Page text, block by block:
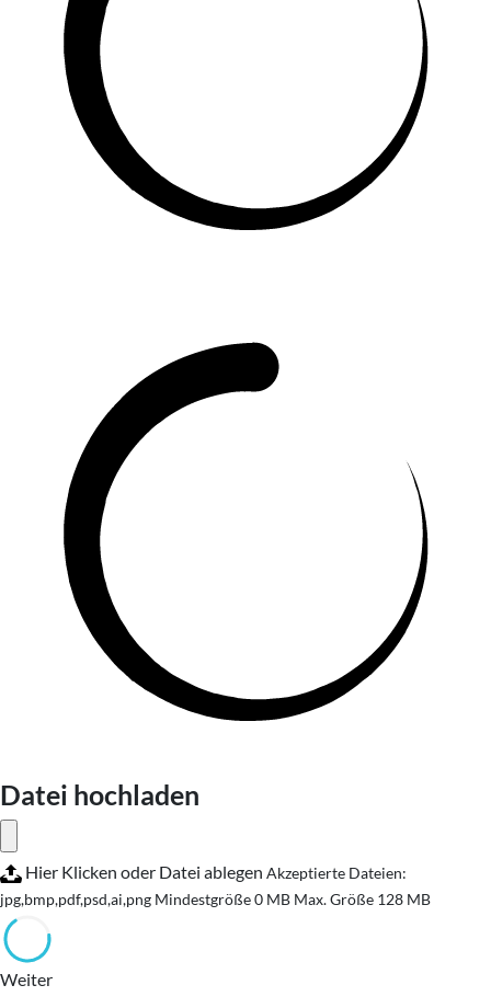
Datei hochladen
Hier Klicken oder Datei ablegen Akzeptierte Dateien:
jpg,bmp,pdf,psd,ai,png Mindestgröße 0 MB Max. Größe 128 MB
Weiter